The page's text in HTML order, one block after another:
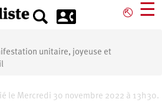
⎋ ☰
unitaire, joyeuse et
le Mercredi 30 novembre 2022 à 13h30.